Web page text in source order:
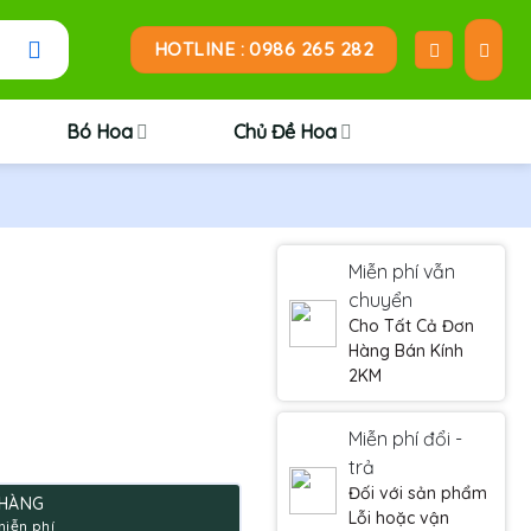
HOTLINE : 0986 265 282
Bó Hoa Chủ Đề Hoa
Miễn phí vẫn
chuyển
Cho Tất Cả Đơn
Hàng Bán Kính
2KM
Miễn phí đổi -
trả
Đối với sản phẩm
Lỗi hoặc vận